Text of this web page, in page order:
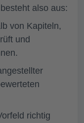
also aus:
von Kapiteln,
und
richtig